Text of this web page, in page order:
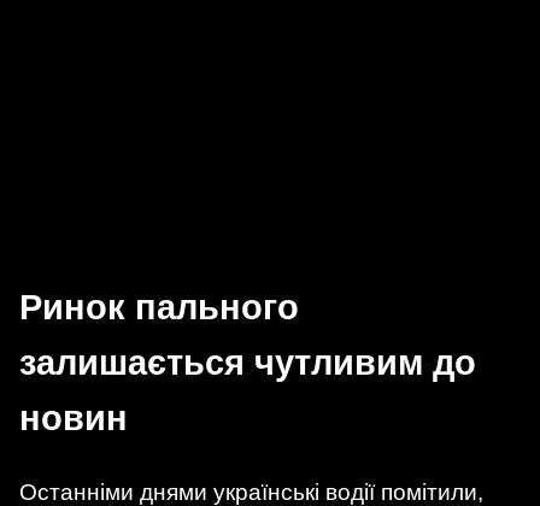
Ринок пального
залишається чутливим до
новин
Останніми днями українські водії помітили,